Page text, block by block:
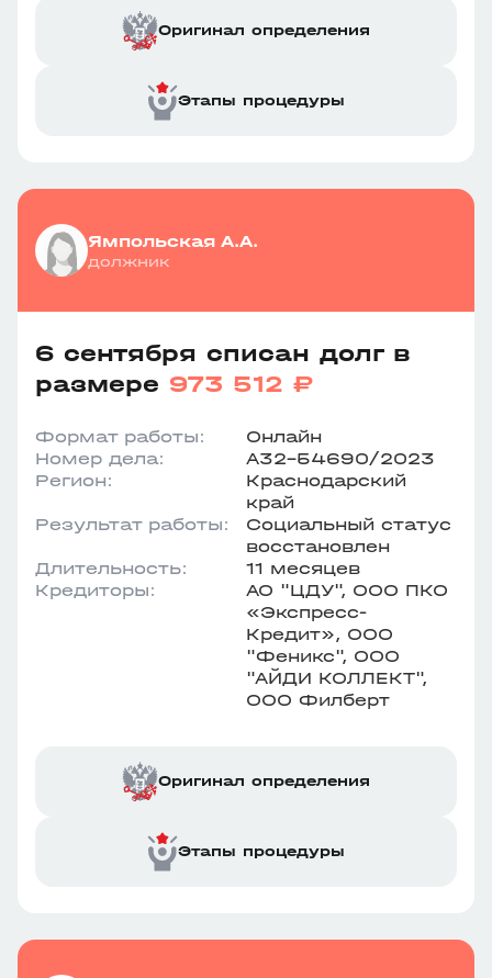
Оригинал определения
Этапы процедуры
Ямпольская А.А.
должник
6 сентября списан долг в
размере 973 512 ₽
Формат работы:
Онлайн
Номер дела:
А32-54690/2023
Регион:
Краснодарский
край
Результат работы:
Социальный статус
восстановлен
Длительность:
11 месяцев
Кредиторы:
АО "ЦДУ", ООО ПКО
«Экспресс-
Кредит», ООО
"Феникс", ООО
"АЙДИ КОЛЛЕКТ",
ООО Филберт
Оригинал определения
Этапы процедуры